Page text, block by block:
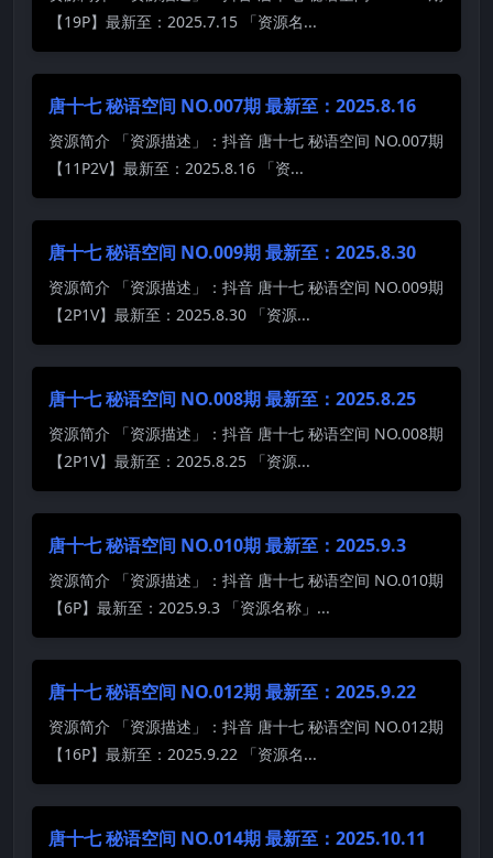
【19P】最新至：2025.7.15 「资源名...
唐十七 秘语空间 NO.007期 最新至：2025.8.16
资源简介 「资源描述」：抖音 唐十七 秘语空间 NO.007期
【11P2V】最新至：2025.8.16 「资...
唐十七 秘语空间 NO.009期 最新至：2025.8.30
资源简介 「资源描述」：抖音 唐十七 秘语空间 NO.009期
【2P1V】最新至：2025.8.30 「资源...
唐十七 秘语空间 NO.008期 最新至：2025.8.25
资源简介 「资源描述」：抖音 唐十七 秘语空间 NO.008期
【2P1V】最新至：2025.8.25 「资源...
唐十七 秘语空间 NO.010期 最新至：2025.9.3
资源简介 「资源描述」：抖音 唐十七 秘语空间 NO.010期
【6P】最新至：2025.9.3 「资源名称」...
唐十七 秘语空间 NO.012期 最新至：2025.9.22
资源简介 「资源描述」：抖音 唐十七 秘语空间 NO.012期
【16P】最新至：2025.9.22 「资源名...
唐十七 秘语空间 NO.014期 最新至：2025.10.11